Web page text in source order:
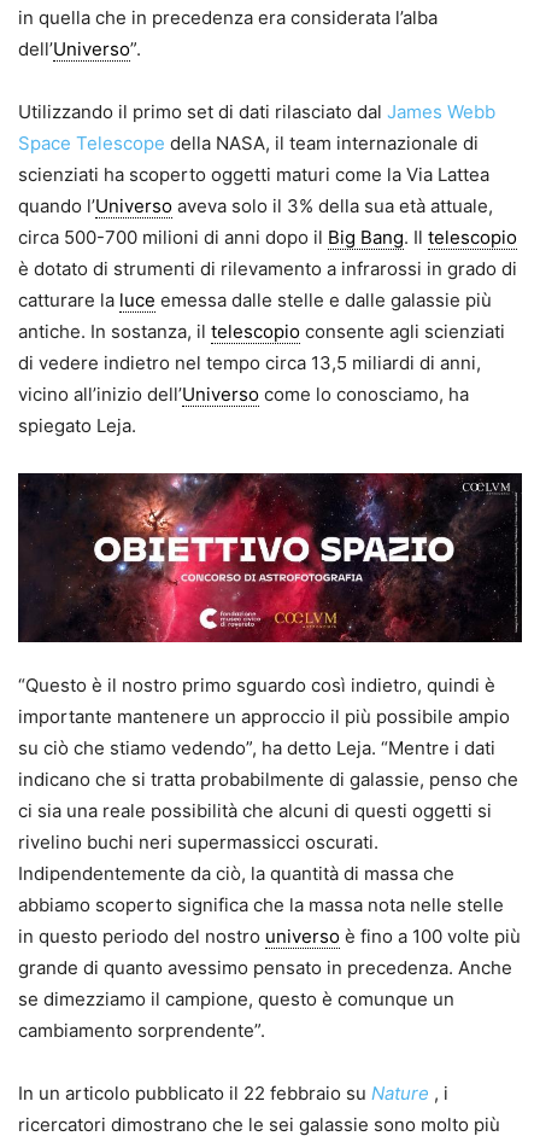
in quella che in precedenza era considerata l’alba
dell’Universo”.
Utilizzando il primo set di dati rilasciato dal James Webb
Space Telescope della NASA, il team internazionale di
scienziati ha scoperto oggetti maturi come la Via Lattea
quando l’Universo aveva solo il 3% della sua età attuale,
circa 500-700 milioni di anni dopo il Big Bang. Il telescopio
è dotato di strumenti di rilevamento a infrarossi in grado di
catturare la luce emessa dalle stelle e dalle galassie più
antiche. In sostanza, il telescopio consente agli scienziati
di vedere indietro nel tempo circa 13,5 miliardi di anni,
vicino all’inizio dell’Universo come lo conosciamo, ha
spiegato Leja.
“Questo è il nostro primo sguardo così indietro, quindi è
importante mantenere un approccio il più possibile ampio
su ciò che stiamo vedendo”, ha detto Leja. “Mentre i dati
indicano che si tratta probabilmente di galassie, penso che
ci sia una reale possibilità che alcuni di questi oggetti si
rivelino buchi neri supermassicci oscurati.
Indipendentemente da ciò, la quantità di massa che
abbiamo scoperto significa che la massa nota nelle stelle
in questo periodo del nostro universo è fino a 100 volte più
grande di quanto avessimo pensato in precedenza. Anche
se dimezziamo il campione, questo è comunque un
cambiamento sorprendente”.
In un articolo pubblicato il 22 febbraio su Nature , i
ricercatori dimostrano che le sei galassie sono molto più